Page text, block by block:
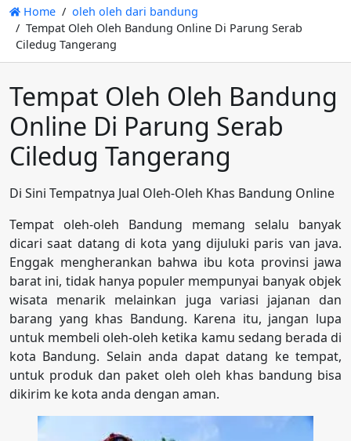
Home
oleh oleh dari bandung
Tempat Oleh Oleh Bandung Online Di Parung Serab
Ciledug Tangerang
Tempat Oleh Oleh Bandung
Online Di Parung Serab
Ciledug Tangerang
Di Sini Tempatnya Jual Oleh-Oleh Khas Bandung Online
Tempat oleh-oleh Bandung memang selalu banyak
dicari saat datang di kota yang dijuluki paris van java.
Enggak mengherankan bahwa ibu kota provinsi jawa
barat ini, tidak hanya populer mempunyai banyak objek
wisata menarik melainkan juga variasi jajanan dan
barang yang khas Bandung. Karena itu, jangan lupa
untuk membeli oleh-oleh ketika kamu sedang berada di
kota Bandung. Selain anda dapat datang ke tempat,
untuk produk dan paket oleh oleh khas bandung bisa
dikirim ke kota anda dengan aman.